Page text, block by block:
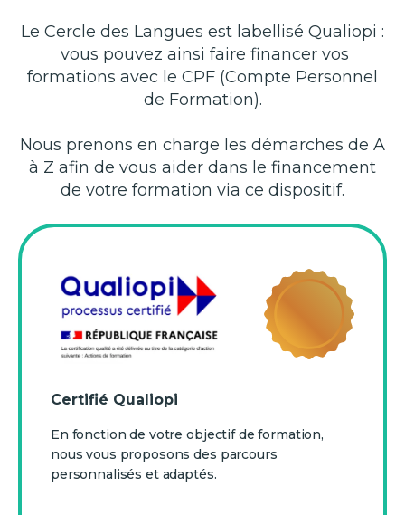
Le Cercle des Langues est labellisé Qualiopi :
vous pouvez ainsi faire financer vos
formations avec le CPF (Compte Personnel
de Formation).
Nous prenons en charge les démarches de A
à Z afin de vous aider dans le financement
de votre formation via ce dispositif.
Certifié Qualiopi
En fonction de votre objectif de formation,
nous vous proposons des parcours
personnalisés et adaptés.